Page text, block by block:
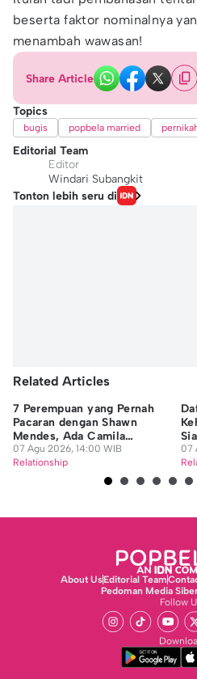
beserta faktor nominalnya
menambah wawasan!
Share Article
Topics
bugis popbela married
Editorial Team
Editor
Windari Subangkit
Tonton lebih seru di
Related Articles
7 Perempuan yang Pernah
Pacaran dengan Shawn
Mendes, Ada Camila
Cabello
07 Agu 2026, 14:00 WIB
Relationship
07
About UsEditorial Team
Pedoman Media
Follow